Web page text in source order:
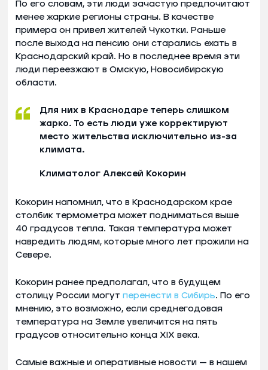
По его словам, эти люди зачастую предпочитают
менее жаркие регионы страны. В качестве
примера он привел жителей Чукотки. Раньше
после выхода на пенсию они старались ехать в
Краснодарский край. Но в последнее время эти
люди переезжают в Омскую, Новосибирскую
области.
Для них в Краснодаре теперь слишком
жарко. То есть люди уже корректируют
место жительства исключительно из-за
климата.
Климатолог Алексей Кокорин
Кокорин напомнил, что в Краснодарском крае
столбик термометра может подниматься выше
40 градусов тепла. Такая температура может
навредить людям, которые много лет прожили на
Севере.
Кокорин ранее предполагал, что в будущем
столицу России могут перенести в Сибирь. По его
мнению, это возможно, если среднегодовая
температура на Земле увеличится на пять
градусов относительно конца XIX века.
Самые важные и оперативные новости — в нашем